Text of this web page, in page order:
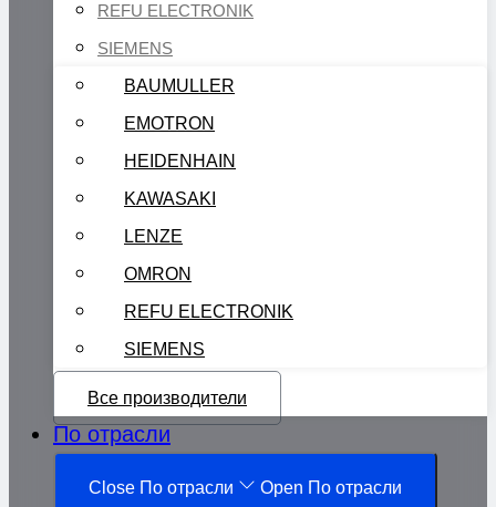
REFU ELECTRONIK
SIEMENS
BAUMULLER
EMOTRON
HEIDENHAIN
KAWASAKI
LENZE
OMRON
REFU ELECTRONIK
SIEMENS
Все производители
По отрасли
Close По отрасли Open По отрасли